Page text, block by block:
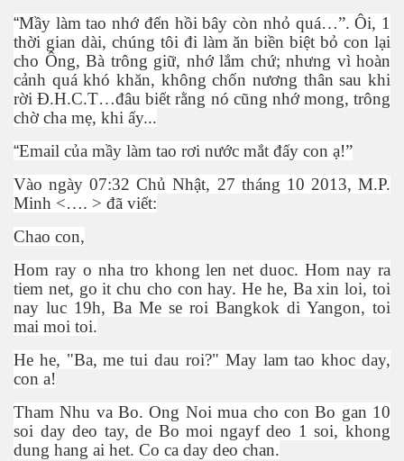
“Mầy làm tao nhớ đến hồi bây còn nhỏ quá…”. Ôi, 1
thời gian dài, chúng tôi đi làm ăn biền biệt bỏ con lại
cho Ông, Bà trông giữ, nhớlắm chứ; nhưng vì hoàn
cảnh quá khó khăn, không chốn nương thân sau khi
rời Đ.H.C.T…đâu biết rằng nó cũng nhớmong, trông
chờ cha mẹ, khi ấy...
“Email của mầy làm tao rơi nước mắt đấy con ạ!”
Vào ngày 07:32 Chủ Nhật, 27 tháng 10 2013, M.P.
Minh <…. > đã viết:
Chao con,
Hom ray o nha tro khong len net duoc. Hom nay ra
tiem net, go it chu cho con hay. He he, Ba xin loi, toi
nay luc 19h, Ba Me se roi Bangkok di Yangon, toi
mai moi toi.
He he, "Ba, me tui dau roi?" May lam tao khoc day,
con a!
Tham Nhu va Bo. Ong Noi mua cho con Bo gan 10
soi day deo tay, de Bo moi ngayf deo 1 soi, khong
dung hang ai het. Co ca day deo chan.